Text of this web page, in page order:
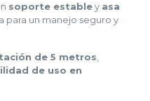
soporte establey asa
para un manejo seguro y
de 5 metros
de uso en